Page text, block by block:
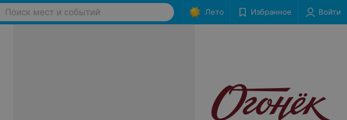
Поиск мест и событий Лето Избранное Войти